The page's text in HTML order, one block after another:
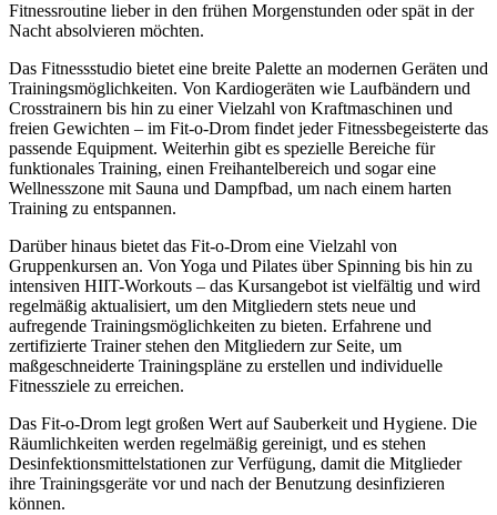
Fitnessroutine lieber in den frühen Morgenstunden oder spät in der
Nacht absolvieren möchten.
Das Fitnessstudio bietet eine breite Palette an modernen Geräten und
Trainingsmöglichkeiten. Von Kardiogeräten wie Laufbändern und
Crosstrainern bis hin zu einer Vielzahl von Kraftmaschinen und
freien Gewichten – im Fit-o-Drom findet jeder Fitnessbegeisterte das
passende Equipment. Weiterhin gibt es spezielle Bereiche für
funktionales Training, einen Freihantelbereich und sogar eine
Wellnesszone mit Sauna und Dampfbad, um nach einem harten
Training zu entspannen.
Darüber hinaus bietet das Fit-o-Drom eine Vielzahl von
Gruppenkursen an. Von Yoga und Pilates über Spinning bis hin zu
intensiven HIIT-Workouts – das Kursangebot ist vielfältig und wird
regelmäßig aktualisiert, um den Mitgliedern stets neue und
aufregende Trainingsmöglichkeiten zu bieten. Erfahrene und
zertifizierte Trainer stehen den Mitgliedern zur Seite, um
maßgeschneiderte Trainingspläne zu erstellen und individuelle
Fitnessziele zu erreichen.
Das Fit-o-Drom legt großen Wert auf Sauberkeit und Hygiene. Die
Räumlichkeiten werden regelmäßig gereinigt, und es stehen
Desinfektionsmittelstationen zur Verfügung, damit die Mitglieder
ihre Trainingsgeräte vor und nach der Benutzung desinfizieren
können.